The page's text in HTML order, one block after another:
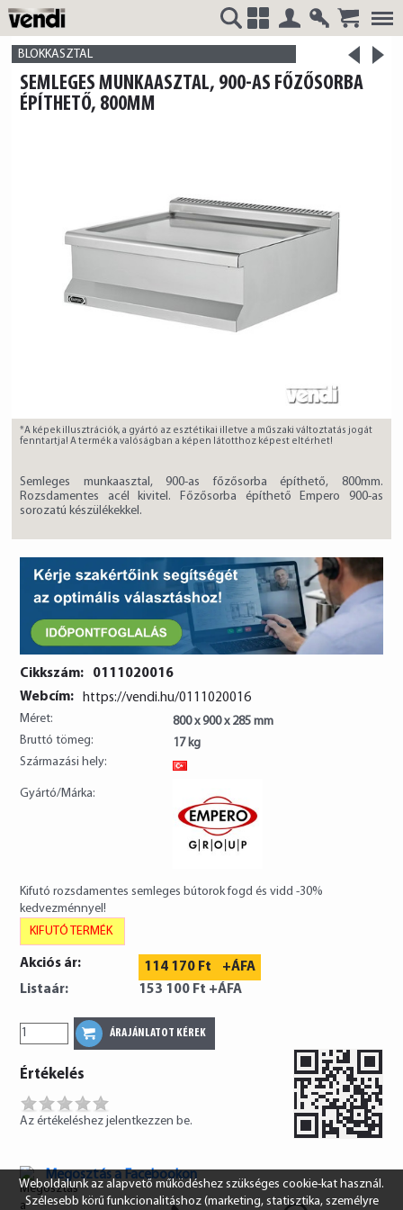
VENDI +
BLOKKASZTAL
<
>
SEMLEGES MUNKAASZTAL, 900-AS FŐZŐSORBA
ÉPÍTHETŐ, 800MM
*A képek illusztrációk, a gyártó az esztétikai illetve a műszaki változtatás jogát
fenntartja! A termék a valóságban a képen látotthoz képest eltérhet!
Semleges munkaasztal, 900-as főzősorba építhető, 800mm.
Rozsdamentes acél kivitel. Főzősorba építhető Empero 900-as
sorozatú készülékekkel.
Cikkszám:
0111020016
Webcím:
https://vendi.hu/0111020016
Méret:
800 x 900 x 285 mm
Bruttó tömeg:
17 kg
Származási hely:
Gyártó/Márka:
Kifutó rozsdamentes semleges bútorok fogd és vidd -30%
kedvezménnyel!
KIFUTÓ TERMÉK
Akciós ár: 114 170 Ft
+ÁFA
Listaár:
153 100 Ft +ÁFA
Értékelés
Az értékeléshez jelentkezzen be.
Megosztás a Facebookon
Weboldalunk az alapvető működéshez szükséges cookie-kat használ.
Szélesebb körű funkcionalitáshoz (marketing, statisztika, személyre